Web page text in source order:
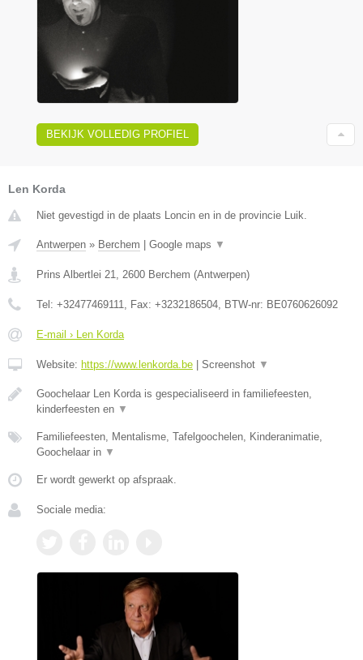
BEKIJK VOLLEDIG PROFIEL
Len Korda
Niet gevestigd in de plaats Loncin en in de provincie Luik.
Antwerpen » Berchem Google maps ▼
Prins Albertlei 21, 2600 Berchem (Antwerpen)
Tel: +32477469111, Fax: +3232186504, BTW-nr: BE0760626092
E-mail › Len Korda
Website: https://www.lenkorda.be Screenshot ▼
Goochelaar Len Korda is gespecialiseerd in familiefeesten,
kinderfeesten en ▼
Familiefeesten, Mentalisme, Tafelgoochelen, Kinderanimatie,
Goochelaar in ▼
Er wordt gewerkt op afspraak.
Sociale media: